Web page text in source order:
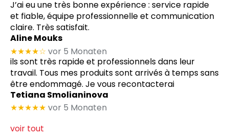
J’ai eu une très bonne expérience : service rapide
et fiable, équipe professionnelle et communication
claire. Très satisfait.
Aline Mouks
★★★★☆ vor 5 Monaten
ils sont très rapide et professionnels dans leur
travail. Tous mes produits sont arrivés à temps sans
être endommagé. Je vous recontacterai
Tetiana Smolianinova
★★★★★ vor 5 Monaten
voir tout